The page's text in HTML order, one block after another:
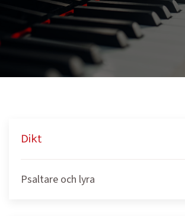
Dikt
Psaltare och lyra